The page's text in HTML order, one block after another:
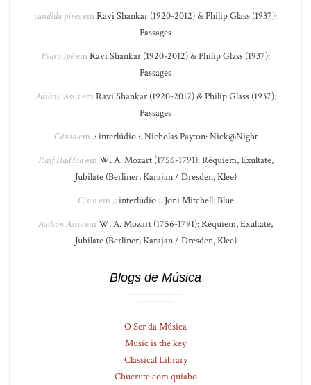
candida piresem Ravi Shankar (1920-2012) & Philip Glass (1937):
Passages
Pedro Ipêem Ravi Shankar (1920-2012) & Philip Glass (1937):
Passages
Adilson Assisem Ravi Shankar (1920-2012) & Philip Glass (1937):
Passages
Cássioem .: interlúdio :. Nicholas Payton: Nick@Night
Raif Haddadem W. A. Mozart (1756-1791): Réquiem, Exultate,
Jubilate (Berliner, Karajan / Dresden, Klee)
Ciscoem .: interlúdio :. Joni Mitchell: Blue
Adilson Assisem W. A. Mozart (1756-1791): Réquiem, Exultate,
Jubilate (Berliner, Karajan / Dresden, Klee)
Blogs de Música
O Ser da Música
Music is the key
Classical Library
Chucrute com quiabo